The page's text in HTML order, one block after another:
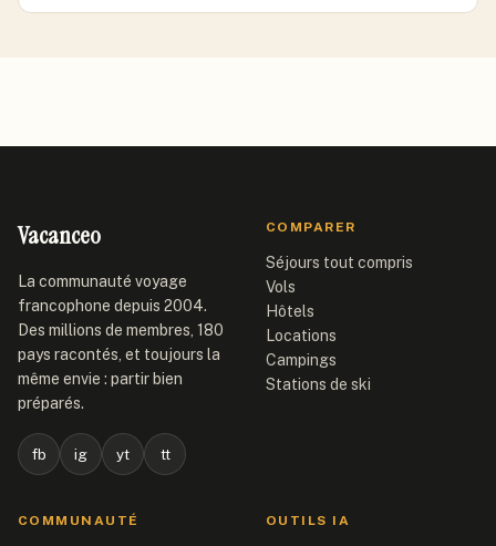
Vacanceo
La communauté voyage
francophone depuis 2004.
Des millions de membres, 180
pays racontés, et toujours la
même envie : partir bien
préparés.
fb ig yt tt
COMPARER
Séjours tout compris
Vols
Hôtels
Locations
Campings
Stations de ski
COMMUNAUTÉ OUTILS IA